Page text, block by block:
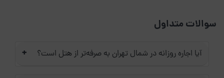
سوالات متداول
آیا اجاره روزانه در شمال تهران به صرفه‌تر از هتل است؟ +